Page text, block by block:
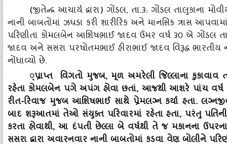
(જીતેન્‍દ્ર આચાર્ય દ્વારા) ગોંડલ, તા.૩: ગોંડલ તાલુકાના
નાની બાબતોમાં ઝઘડા કરી શારીરિક અને માનસિક ત્રાસ
પરિણીતા કોમલબેન આશિષભાઈ જાદવ ઉંમર વર્ષ ૩૦ એ ગોંડલ
જાદવ અને સસરા પરષોતમભાઈ હીરાભાઈ જાદવ વિરૂદ્ધ
નોંધાવ્‍યો છે.
્‌પ્રાપ્ત વિગતો મુજબ, મૂળ અમરેલી જિલ્લાના કુકાવાવ
રહેતા કોમલબેન પગે અપંગ હોવા છતાં, આજથી આશરે પાંચ વર્ષ
રીત-રિવાજ મુજબ આશિષભાઈ સાથે પ્રેમલગ્ન કર્યા હતા.
બાદ શરૂઆતમાં તેઓ સંયુક્‍ત પરિવારમાં રહેતા હતા, પરંતુ
કરતા હોવાથી, આ દંપતી છેલ્લા બે વર્ષથી તે જ મકાનના
સસરા દ્વારા અવારનવાર નાની બાબતોમાં કડવા વેણ બોલીને